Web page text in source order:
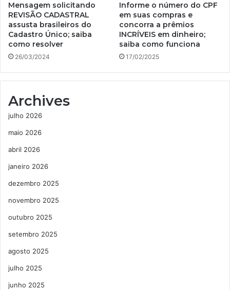
Mensagem solicitando
REVISÃO CADASTRAL
assusta brasileiros do
Cadastro Único; saiba
como resolver
26/03/2024
Informe o número do CPF
em suas compras e
concorra a prêmios
INCRÍVEIS em dinheiro;
saiba como funciona
17/02/2025
Archives
julho 2026
maio 2026
abril 2026
janeiro 2026
dezembro 2025
novembro 2025
outubro 2025
setembro 2025
agosto 2025
julho 2025
junho 2025